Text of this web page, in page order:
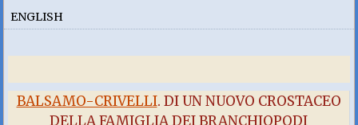
ENGLISH
BALSAMO-CRIVELLI. DI UN NUOVO CROSTACEO
DELLA FAMIGLIA DEI BRANCHIOPODI